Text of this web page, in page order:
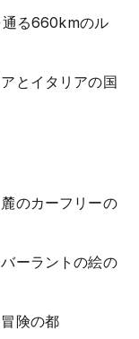
通る660kmのル
とイタリアの国
のカーフリーの
ーラントの絵の
険の都